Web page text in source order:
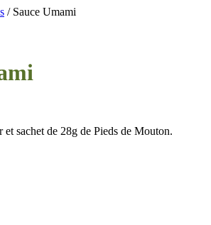
/ Sauce Umami
et sachet de 28g de Pieds de Mouton.